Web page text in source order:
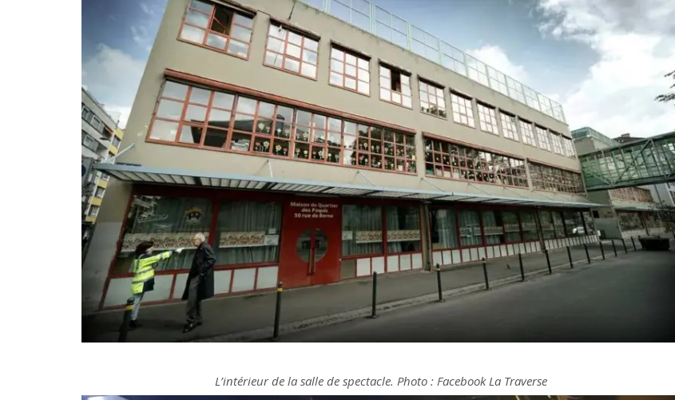
L’intérieur de la salle de spectacle. Photo : Facebook La Traverse